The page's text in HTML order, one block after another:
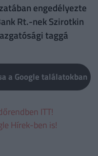
engedélyezte
Rt.-nek Szirotkin
taggá
a Google találatokban
ITT!
Hírek-ben is!